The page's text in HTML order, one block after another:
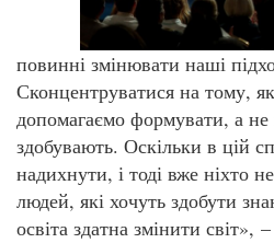
повинні змінювати наші
Сконцентруватися на тому,
допомагаємо формувати, а не
здобувають. Оскільки в цій
надихнути, і тоді вже ніхто
людей, які хочуть здобути
освіта здатна змінити світ»,